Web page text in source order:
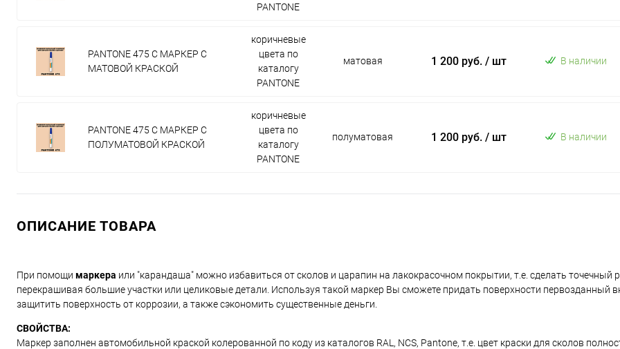
PANTONE
PANTONE 475 C МАРКЕР С
МАТОВОЙ КРАСКОЙ
коричневые
цвета по
каталогу
PANTONE
матовая 1 200 руб. / шт В наличии
PANTONE 475 C МАРКЕР С
ПОЛУМАТОВОЙ КРАСКОЙ
коричневые
цвета по
каталогу
PANTONE
полуматовая 1 200 руб. / шт В наличии
ОПИСАНИЕ ТОВАРА
При помощи маркера или "карандаша" можно избавиться от сколов и царапин на лакокрасочном покрытии, т.е. сделать точечный
перекрашивая большие участки или целиковые детали. Используя такой маркер Вы сможете придать поверхности первозданный
защитить поверхность от коррозии, а также сэкономить существенные деньги.
СВОЙСТВА:
Маркер заполнен автомобильной краской колерованной по коду из каталогов RAL, NCS, Pantone, т.е. цвет краски для сколов